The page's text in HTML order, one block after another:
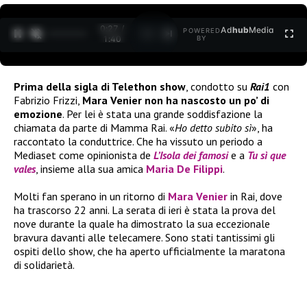
0:27 /
1:40
POWERED
BY
AdhubMedia
Prima della sigla di Telethon show , condotto su Rai1 con
Fabrizio Frizzi, Mara Venier non ha nascosto un po’ di
emozione. Per lei è stata una grande soddisfazione la
chiamata da parte di Mamma Rai. «Ho detto subito sì», ha
raccontato la conduttrice. Che ha vissuto un periodo a
Mediaset come opinionista de L’Isola dei famosi e a Tu sì que
vales, insieme alla sua amica Maria De Filippi.
Molti fan sperano in un ritorno di Mara Venier in Rai, dove
ha trascorso 22 anni. La serata di ieri è stata la prova del
nove durante la quale ha dimostrato la sua eccezionale
bravura davanti alle telecamere. Sono stati tantissimi gli
ospiti dello show, che ha aperto ufficialmente la maratona
di solidarietà.